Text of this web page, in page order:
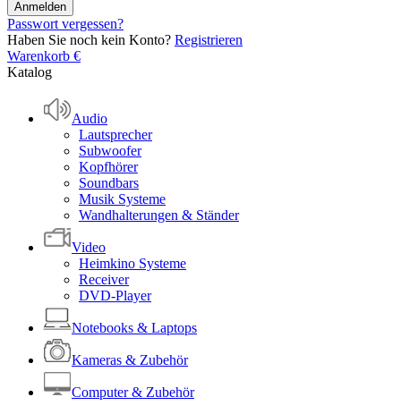
Passwort vergessen?
Haben Sie noch kein Konto? Registrieren
Warenkorb €
Katalog
Audio
Lautsprecher
Subwoofer
Kopfhörer
Soundbars
Musik Systeme
Wandhalterungen & Ständer
Video
Heimkino Systeme
Receiver
DVD-Player
Notebooks & Laptops
Kameras & Zubehör
Computer & Zubehör